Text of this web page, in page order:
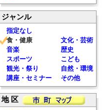
ジャンル
指定なし
食・健康
文化・芸術
音楽
歴史
スポーツ
こども
観光・祭り
自然・環境
講座・セミナー
その他
地 区